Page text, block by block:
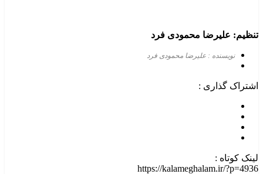
تنظیم: علیرضا محمودی فرد
نویسنده : علیرضا محمودی فرد
اشتراک گذاری :
لینک کوتاه :
https://kalameghalam.ir/?p=4936